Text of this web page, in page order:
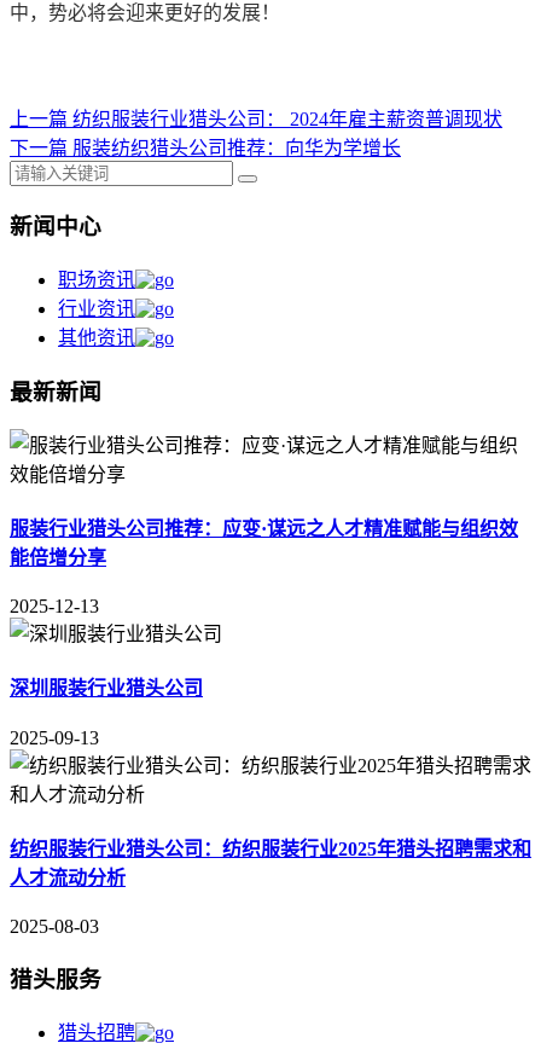
中，势必将会迎来更好的发展！
上一篇 纺织服装行业猎头公司： ​2024年雇主薪资普调现状
下一篇 服装纺织猎头公司推荐：向华为学增长
新闻中心
职场资讯
行业资讯
其他资讯
最新新闻
服装行业猎头公司推荐：应变·谋远之人才精准赋能与组织效
能倍增分享
2025-12-13
深圳服装行业猎头公司
2025-09-13
纺织服装行业猎头公司：纺织服装行业2025年猎头招聘需求和
人才流动分析
2025-08-03
猎头服务
猎头招聘